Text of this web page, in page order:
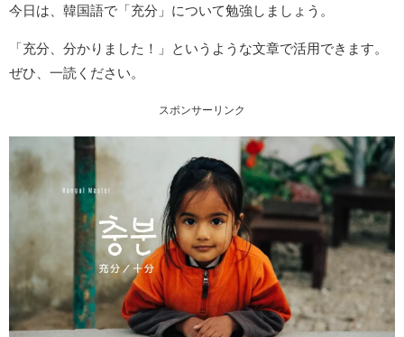
今日は、韓国語で「充分」について勉強しましょう。
「充分、分かりました！」というような文章で活用できます。
ぜひ、一読ください。
スポンサーリンク